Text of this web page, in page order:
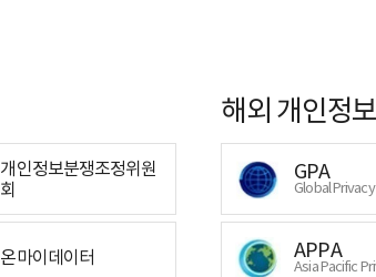
개인정보분쟁조정위원
회
온마이데이터
해외 개인정
GPA
Global
APPA
Asia Pacific